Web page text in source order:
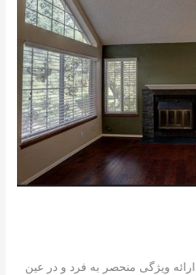
ویژگی منحصر به فرد و در عین